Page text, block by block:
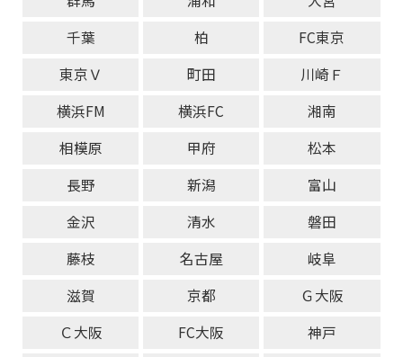
千葉
柏
FC東京
東京Ｖ
町田
川崎Ｆ
横浜FM
横浜FC
湘南
相模原
甲府
松本
長野
新潟
富山
金沢
清水
磐田
藤枝
名古屋
岐阜
滋賀
京都
Ｇ大阪
Ｃ大阪
FC大阪
神戸